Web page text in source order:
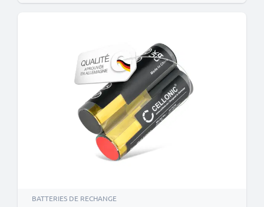
BATTERIES DE RECHANGE